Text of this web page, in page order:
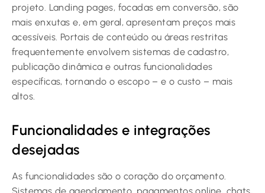
projeto. Landing pages, focadas em conversão, são
mais enxutas e, em geral, apresentam preços mais
acessíveis. Portais de conteúdo ou áreas restritas
frequentemente envolvem sistemas de cadastro,
publicação dinâmica e outras funcionalidades
específicas, tornando o escopo – e o custo – mais
altos.
Funcionalidades e integrações
desejadas
As funcionalidades são o coração do orçamento.